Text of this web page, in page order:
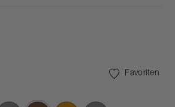
Favoriten